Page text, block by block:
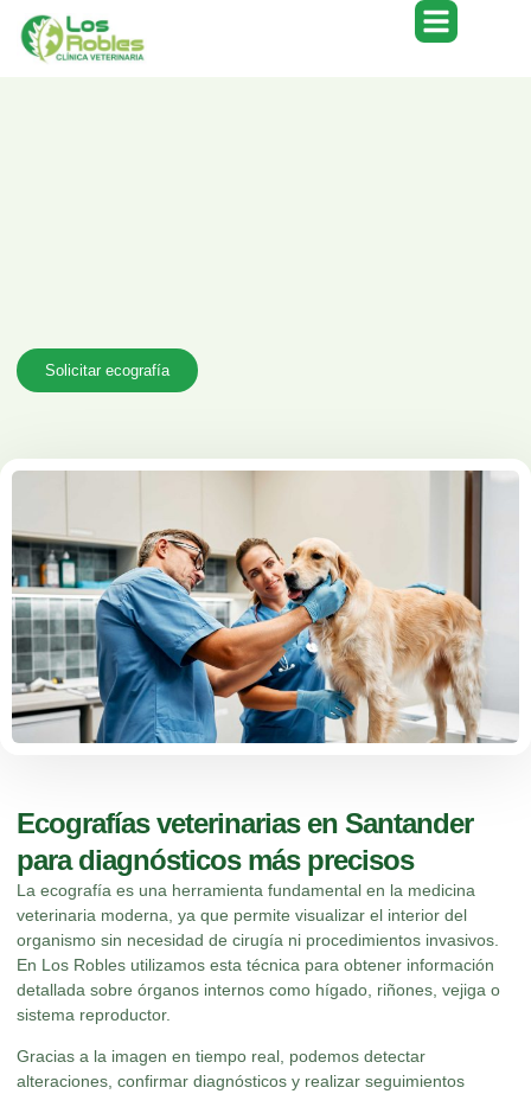
Solicitar ecografía
Ecografías veterinarias en Santander
para diagnósticos más precisos
La ecografía es una herramienta fundamental en la medicina
veterinaria moderna, ya que permite visualizar el interior del
organismo sin necesidad de cirugía ni procedimientos invasivos.
En Los Robles utilizamos esta técnica para obtener información
detallada sobre órganos internos como hígado, riñones, vejiga o
sistema reproductor.
Gracias a la imagen en tiempo real, podemos detectar
alteraciones, confirmar diagnósticos y realizar seguimientos